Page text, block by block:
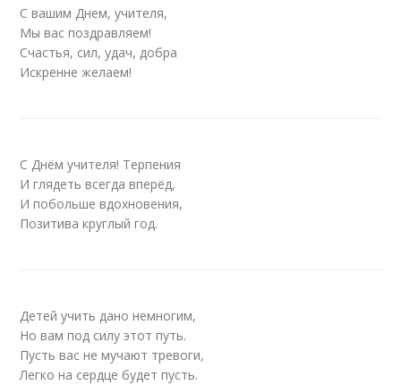
С вашим Днем, учителя,
Мы вас поздравляем!
Счастья, сил, удач, добра
Искренне желаем!
С Днём учителя! Терпения
И глядеть всегда вперёд,
И побольше вдохновения,
Позитива круглый год.
Детей учить дано немногим,
Но вам под силу этот путь.
Пусть вас не мучают тревоги,
Легко на сердце будет пусть.